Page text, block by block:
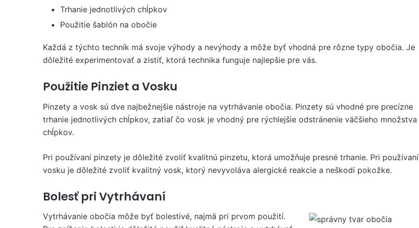
Trhanie jednotlivých chĺpkov
Použitie šablón na obočie
Každá z týchto techník má svoje výhody a nevýhody a môže byť vhodná pre rôzne typy obočia. Je
dôležité experimentovať a zistiť, ktorá technika funguje najlepšie pre vás.
Použitie Pinziet a Vosku
Pinzety a vosk sú dve najbežnejšie nástroje na vytrhávanie obočia. Pinzety sú vhodné pre precízne
trhanie jednotlivých chĺpkov, zatiaľ čo vosk je vhodný pre rýchlejšie odstránenie väčšieho množstva
chĺpkov.
Pri používaní pinzety je dôležité zvoliť kvalitnú pinzetu, ktorá umožňuje presné trhanie. Pri používaní
vosku je dôležité zvoliť kvalitný vosk, ktorý nevyvoláva alergické reakcie a neškodí pokožke.
Bolesť pri Vytrhávaní
Vytrhávanie obočia môže byť bolestivé, najmä pri prvom použití.